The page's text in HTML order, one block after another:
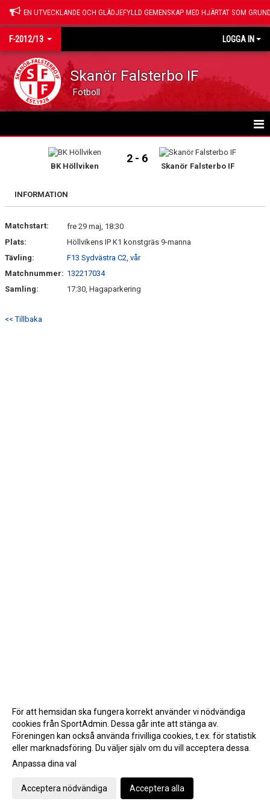
EN UTVECKLANDE OCH GLÄDJEFYLLD GEMENSKAP MED HJÄRTAT SOM
F-2012/13 LOGGA IN
Skanör Falsterbo IF
Fotboll
KALENDER
MATCHER
BILDGALLERI
BK Höllviken
2 - 6
Skanör Falsterbo IF
INFORMATION
Matchstart:
fre 29 maj, 18:30
Plats:
Höllvikens IP K1 konstgräs 9-manna
Tävling:
F13 Sydvästra C2, vår
Matchnummer: 132217034
Samling:
17:30, Hagaparkering
<< Tillbaka
Gå till Webbversion
För att hemsidan ska fungera korrekt använder vi nödvändiga
cookies från SportAdmin. Dessa går inte att stänga av.
Föreningen kan också använda frivilliga cookies, t.ex. för statistik
eller marknadsföring. Du väljer själv om du vill acceptera dessa.
Anpassa dina val
Acceptera nödvändiga Acceptera alla